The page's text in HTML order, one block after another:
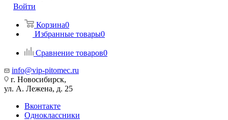
Войти
Корзина0
Избранные товары0
Сравнение товаров0
info@vip-pitomec.ru
г. Новосибирск,
ул. А. Лежена, д. 25
Вконтакте
Одноклассники